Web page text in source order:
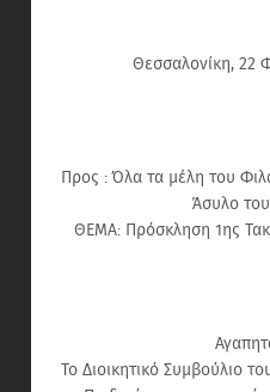
Θεσσαλονίκη, 22
Προς : Όλα τα μέλη του
Άσυλο
ΘΕΜΑ: Πρόσκληση 1ης
Το Διοικητικό Συμβούλιο